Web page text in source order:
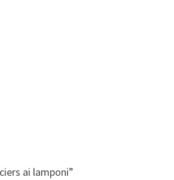
ai lamponi”